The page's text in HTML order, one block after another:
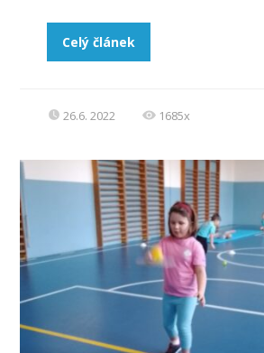
Celý článek
26.6. 2022 1685x